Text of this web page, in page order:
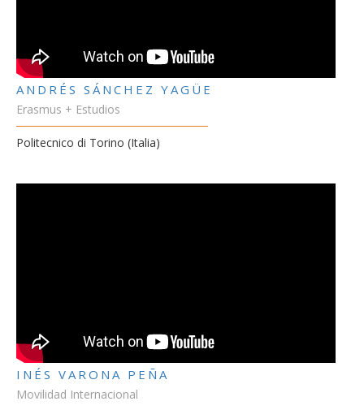
ANDRÉS SÁNCHEZ YAGÜE
Erasmus + Estudios
Politecnico di Torino (Italia)
INÉS VARONA PEÑA
Movilidad Internacional